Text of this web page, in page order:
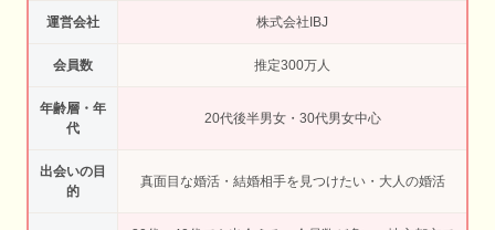
運営会社 株式会社IBJ
会員数 推定300万人
年齢層・年
代
20代後半男女・30代男女中心
出会いの目
的
真面目な婚活・結婚相手を見つけたい・大人の婚活